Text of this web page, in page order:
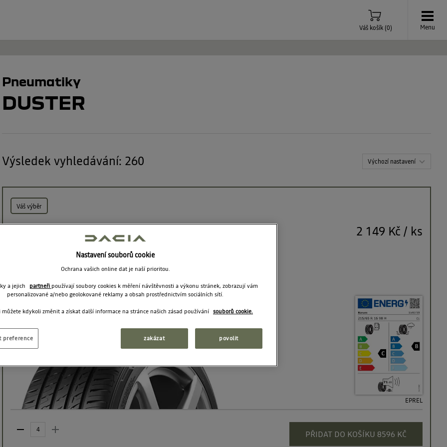
Váš košík (0) Menu
Pneumatiky
DUSTER
Výsledek vyhledávání: 260
Váš výběr
2 149 Kč / ks
215/65 R 16 98 H
98 71dB C
EPREL
PŘIDAT DO KOŠÍKU 8596 KČ
Nastavení souborů cookie
Ochrana vašich online dat je naší prioritou.
a jejich partneři používají soubory cookies k měření návštěvnosti a výkonu stránek, zobrazují vám
personalizované a/nebo geolokované reklamy a obsah prostřednictvím sociálních sítí.
můžete kdykoli změnit a získat další informace na stránce našich zásad používání souborů cookie.
zakázat povolit
preference